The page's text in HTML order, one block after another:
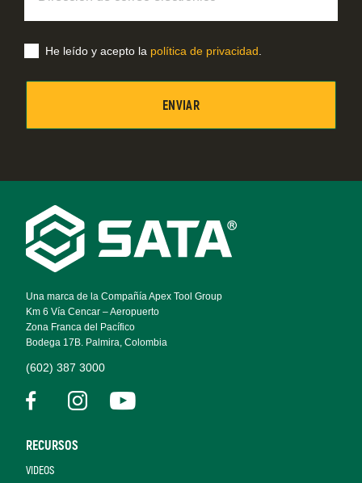
Footer
Navigation
Una marca de la Compañía Apex Tool Group
Km 6 Vía Cencar – Aeropuerto
Zona Franca del Pacífico
Bodega 17B. Palmira, Colombia
(602) 387 3000
RECURSOS
VIDEOS
correo
electrónico
He leído y acepto la política de privacidad